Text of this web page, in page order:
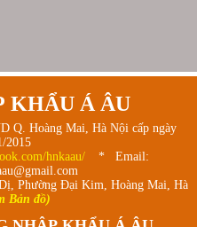
KHẨU Á ÂU
Q. Hoàng Mai, Hà Nội cấp ngày
2015
hnkaau/
* Email:
Phường Đại Kim, Hoàng Mai, Hà
Bản đồ)